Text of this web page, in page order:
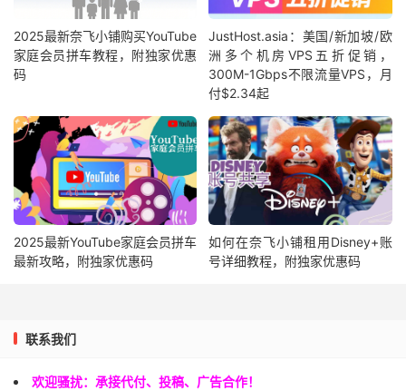
2025最新奈飞小铺购买YouTube
家庭会员拼车教程，附独家优惠
码
JustHost.asia：美国/新加坡/欧
洲多个机房VPS五折促销，
300M-1Gbps不限流量VPS，月
付$2.34起
2025最新YouTube家庭会员拼车
最新攻略，附独家优惠码
如何在奈飞小铺租用Disney+账
号详细教程，附独家优惠码
联系我们
欢迎骚扰：承接代付、投稿、广告合作！